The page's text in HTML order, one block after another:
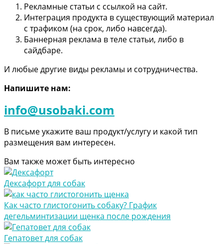
Рекламные статьи с ссылкой на сайт.
Интеграция продукта в существующий материал
с трафиком (на срок, либо навсегда).
Баннерная реклама в теле статьи, либо в
сайдбаре.
И любые другие виды рекламы и сотрудничества.
Напишите нам:
info@usobaki.com
В письме укажите ваш продукт/услугу и какой тип
размещения вам интересен.
Вам также может быть интересно
Дексафорт для собак
Как часто глистогонить собаку? График
дегельминтизации щенка после рождения
Гепатовет для собак